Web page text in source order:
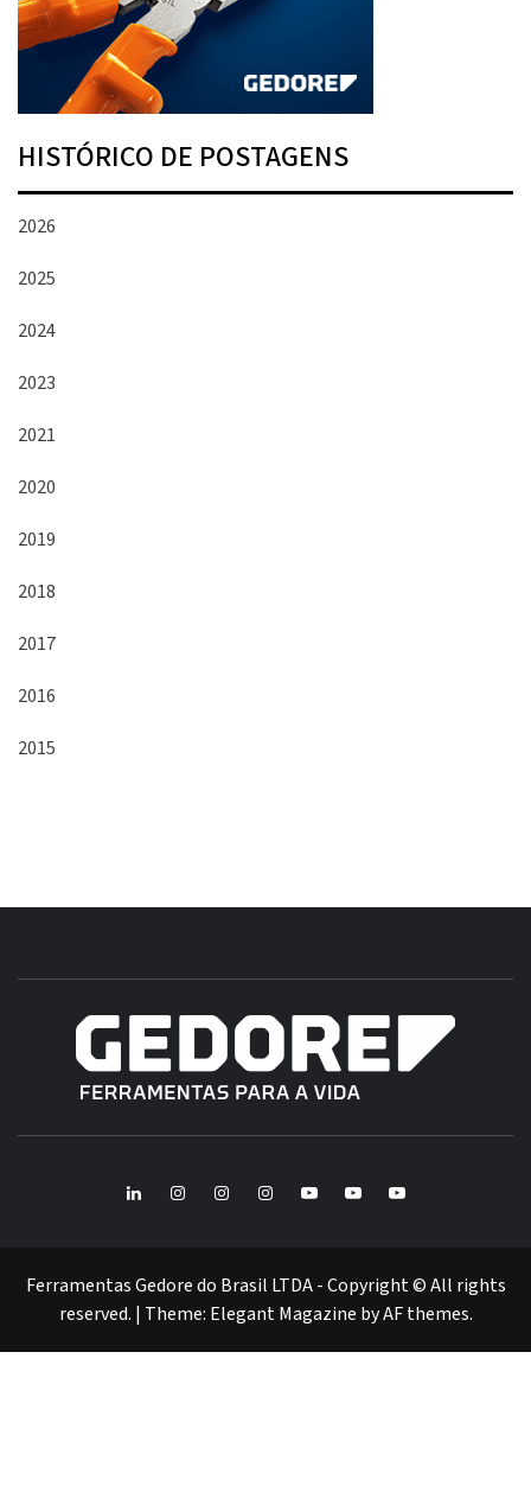
HISTÓRICO DE POSTAGENS
2026
2025
2024
2023
2021
2020
2019
2018
2017
2016
2015
LinkedInInstagramInstagramInstagramYoutubeYoutubeYoutube
Ferramentas Gedore do Brasil LTDA - Copyright © All rights
reserved. | Theme: Elegant Magazine byAF themes.